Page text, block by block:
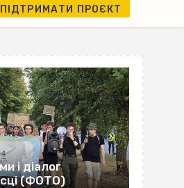
ПІДТРИМАТИ ПРОЄКТ
і діалог
(ФОТО)